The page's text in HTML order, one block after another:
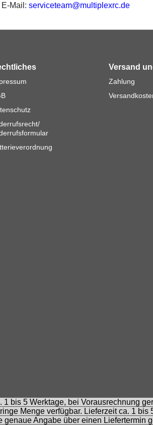
E-Mail: serviceteam@multiplexrc.de
Versand
Zahlung
1 bis 5 Werktage, bei Vorausrechnung
Menge verfügbar. Lieferzeit ca. 1
genaue Angabe über einen Liefertermin